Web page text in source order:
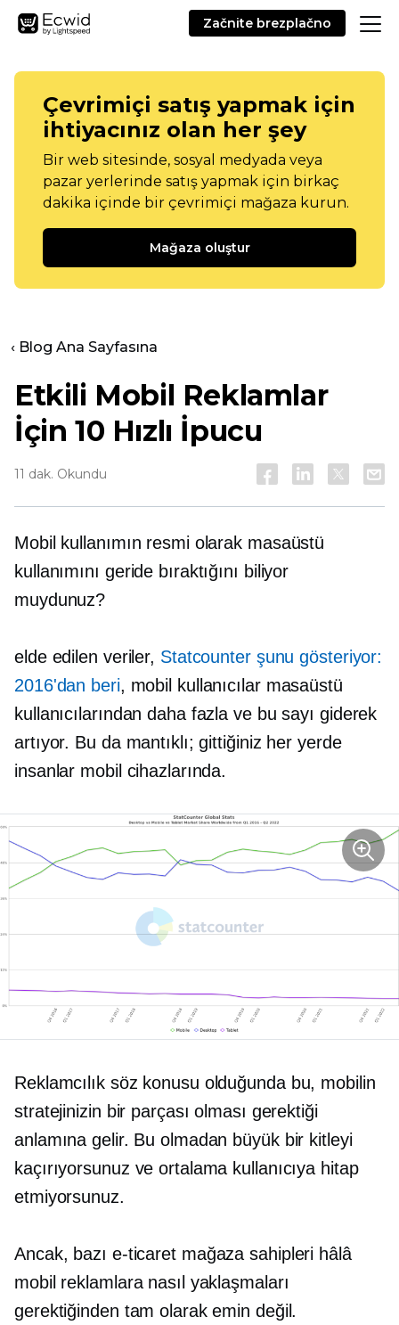
Začnite brezplačno
Çevrimiçi satış yapmak için
ihtiyacınız olan her şey
Bir web sitesinde, sosyal medyada veya
pazar yerlerinde satış yapmak için birkaç
dakika içinde bir çevrimiçi mağaza kurun.
Mağaza oluştur
‹ Blog Ana Sayfasına
Etkili Mobil Reklamlar
İçin 10 Hızlı İpucu
11 dak. Okundu
Mobil kullanımın resmi olarak masaüstü
kullanımını geride bıraktığını biliyor
muydunuz?
elde edilen veriler, Statcounter şunu gösteriyor:
2016'dan beri, mobil kullanıcılar masaüstü
kullanıcılarından daha fazla ve bu sayı giderek
artıyor. Bu da mantıklı; gittiğiniz her yerde
insanlar mobil cihazlarında.
Reklamcılık söz konusu olduğunda bu, mobilin
stratejinizin bir parçası olması gerektiği
anlamına gelir. Bu olmadan büyük bir kitleyi
kaçırıyorsunuz ve ortalama kullanıcıya hitap
etmiyorsunuz.
Ancak, bazı e-ticaretmağaza sahipleri hâlâ
mobil reklamlara nasıl yaklaşmaları
gerektiğinden tam olarak emin değil.